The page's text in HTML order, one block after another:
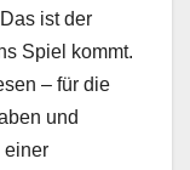
ist der
Spiel kommt.
– für die
und
einer